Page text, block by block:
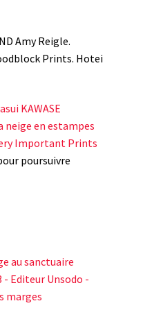
Amy Reigle.
Prints. Hotei
KAWASE
neige en estampes
Important Prints
poursuivre